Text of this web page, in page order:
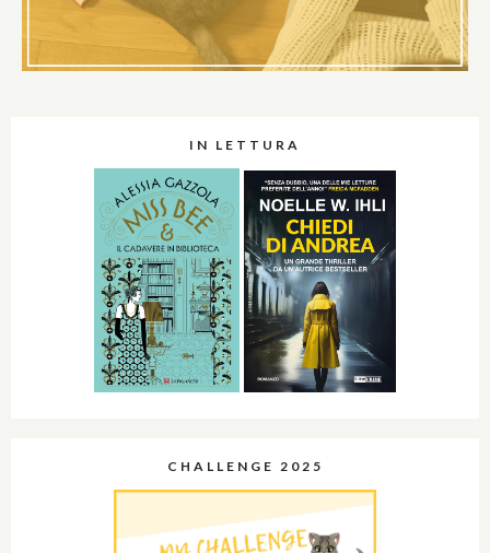
IN LETTURA
CHALLENGE 2025